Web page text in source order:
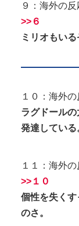
９：海外の反
>>６
ミリオもいる
１０：海外
ラグドール
発達している
１１：海外
>>１０
個性を失く
のさ。